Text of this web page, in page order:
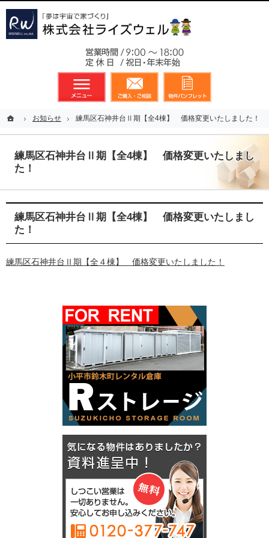
ホームお知らせ 練馬区石神井台Ⅱ期【全4棟】 価格変更いたしました！
練馬区石神井台Ⅱ期【全4棟】 価格変更いたしまし
た！
練馬区石神井台Ⅱ期【全4棟】 価格変更いたしまし
た！
練馬区石神井台Ⅱ期【全４棟】 価格変更いたしました！
メニュー 資料請求・お問合せ
ホームお知らせ 練馬区石神井台Ⅱ期【全4棟】 価格変更いたしました！